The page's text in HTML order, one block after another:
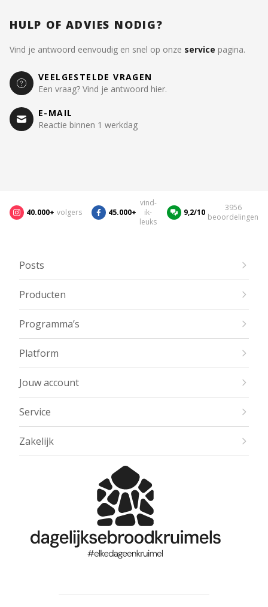
HULP OF ADVIES NODIG?
Vind je antwoord eenvoudig en snel op onze service pagina.
VEELGESTELDE VRAGEN
Een vraag? Vind je antwoord hier.
E-MAIL
Reactie binnen 1 werkdag
40.000+ volgers 45.000+
vind-
ik-
leuks
9,2/10
3956
beoordelingen
Posts
Producten
Programma’s
Platform
Jouw account
Service
Zakelijk